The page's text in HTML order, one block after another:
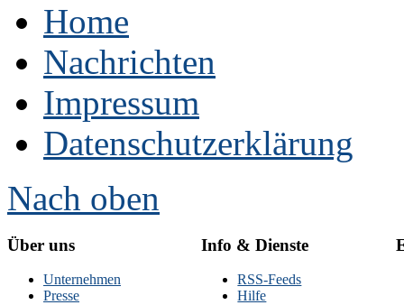
Home
Nachrichten
Impressum
Datenschutzerklärung
Nach oben
Über uns
Unternehmen
Presse
Info & Dienste
RSS-Feeds
Hilfe